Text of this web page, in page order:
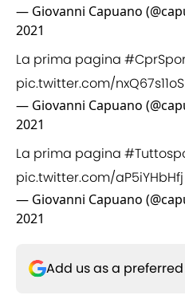
— Giovanni Capuano
2021
La prima pagina
pic.twitter.com/nxQ67s11oS
— Giovanni Capuano
2021
La prima pagina
pic.twitter.com/aP5iYHbHfj
— Giovanni Capuano
2021
Add us as a